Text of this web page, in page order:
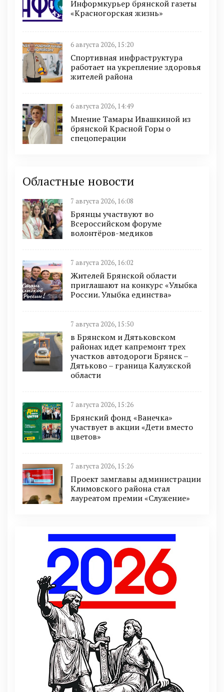
Информкурьер брянской газеты
«Красногорская жизнь»
6 августа 2026, 15:20
Спортивная инфраструктура
работает на укрепление здоровья
жителей района
6 августа 2026, 14:49
Мнение Тамары Ивашкиной из
брянской Красной Горы о
спецоперации
Областные новости
7 августа 2026, 16:08
Брянцы участвуют во
Всероссийском форуме
волонтёров-медиков
7 августа 2026, 16:02
Жителей Брянской области
приглашают на конкурс «Улыбка
России. Улыбка единства»
7 августа 2026, 15:50
в Брянском и Дятьковском
районах идет капремонт трех
участков автодороги Брянск –
Дятьково – граница Калужской
области
7 августа 2026, 15:26
Брянский фонд «Ванечка»
участвует в акции «Дети вместо
цветов»
7 августа 2026, 15:26
Проект замглавы администрации
Климовского района стал
лауреатом премии «Служение»